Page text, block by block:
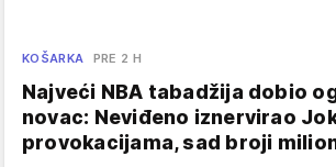
KOŠARKA PRE 2 H
Najveći NBA tabadžija dobio
novac: Neviđeno iznervirao
provokacijama, sad broji